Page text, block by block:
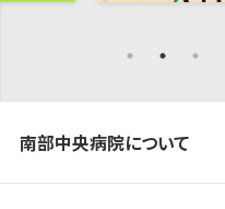
南部中央病院について